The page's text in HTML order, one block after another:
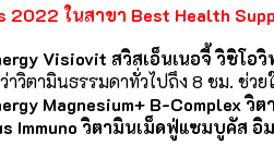
2022 ในสาขา Best Health
Visiovit สวิสเอ็นเนอจี้ วิซิโอ
าวิตามินธรรมดาทั่วไปถึง 8 ชม. ช่ว
Magnesium+ B-Complex วิต
Immunoวิตามินเม็ดฟู่แซมบูคัส อิ